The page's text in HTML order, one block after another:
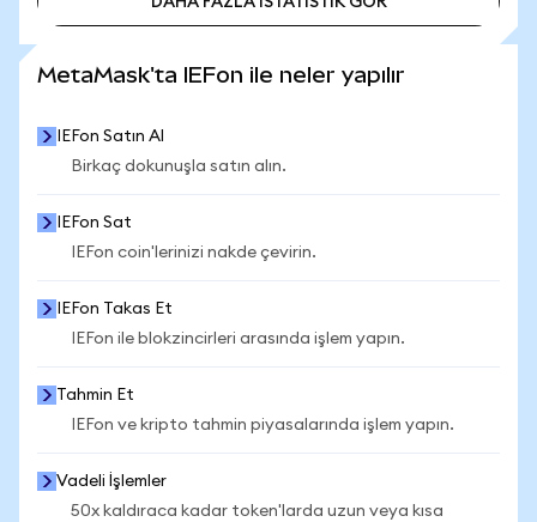
MetaMask'ta IEFon ile neler yapılır
IEFon Satın Al
Birkaç dokunuşla satın alın.
IEFon Sat
IEFon coin'lerinizi nakde çevirin.
IEFon Takas Et
IEFon ile blokzincirleri arasında işlem yapın.
Tahmin Et
IEFon ve kripto tahmin piyasalarında işlem yapın.
Vadeli İşlemler
50x kaldıraca kadar token'larda uzun veya kısa